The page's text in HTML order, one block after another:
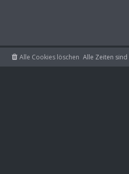
Alle Zeiten sind
Alle Cookies löschen